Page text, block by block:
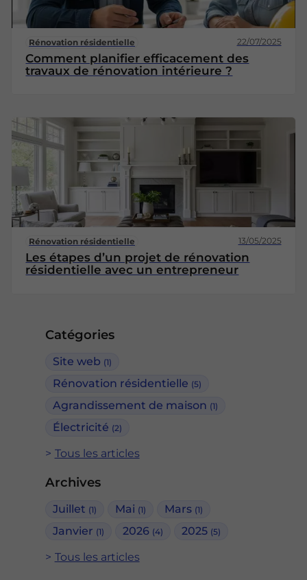
Catégories
Site web (1)
Rénovation résidentielle (5)
Agrandissement de maison (1)
Électricité (2)
Tous les articles
Archives
Juillet (1) Mai (1) Mars (1)
Janvier (1) 2026 (4) 2025 (5)
Tous les articles
Rénovation résidentielle 22/07/2025
Comment planifier efficacement des
travaux de rénovation intérieure ?
Rénovation résidentielle 13/05/2025
Les étapes d’un projet de rénovation
résidentielle avec un entrepreneur